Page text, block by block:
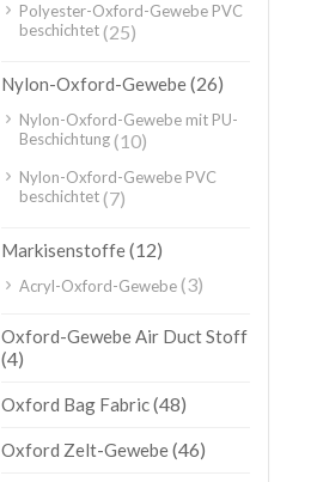
Polyester-Oxford-Gewebe PVC
beschichtet(25)
Nylon-Oxford-Gewebe(26)
Nylon-Oxford-Gewebe mit PU-
Beschichtung(10)
Nylon-Oxford-Gewebe PVC
beschichtet(7)
Markisenstoffe(12)
Acryl-Oxford-Gewebe(3)
Oxford-Gewebe Air Duct Stoff
(4)
Oxford Bag Fabric(48)
Oxford Zelt-Gewebe(46)